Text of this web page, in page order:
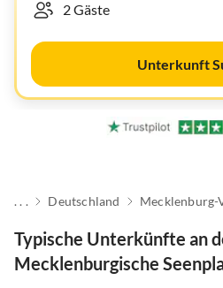
Unterkunft
. . . Deutschland Mecklenburg-
Typische Unterkünfte an
Mecklenburgische